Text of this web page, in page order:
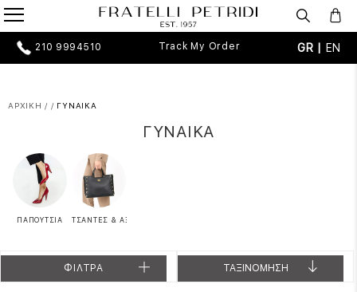
210 9994510 Track My Order GR | EN
ΑΡΧΙΚΗ / / ΓΥΝΑΙΚΑ
ΓΥΝΑΙΚΑ
ΠΑΠΟΥΤΣΙΑ ΤΣΑΝΤΕΣ & ΑΞΕΣΟΥΑΡ
ΦΙΛΤΡΑ ΤΑΞΙΝΟΜΗΣΗ